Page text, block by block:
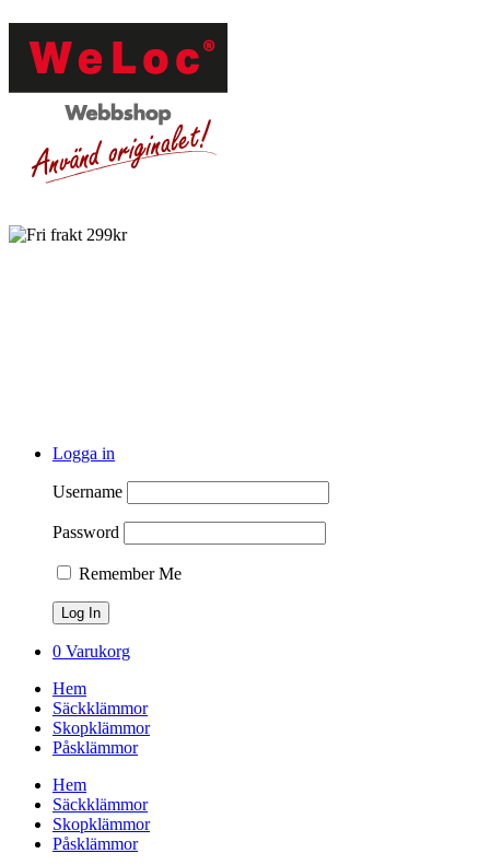
Logga in
Username
Password
Remember Me
0 Varukorg
Hem
Säckklämmor
Skopklämmor
Påsklämmor
Hem
Säckklämmor
Skopklämmor
Påsklämmor